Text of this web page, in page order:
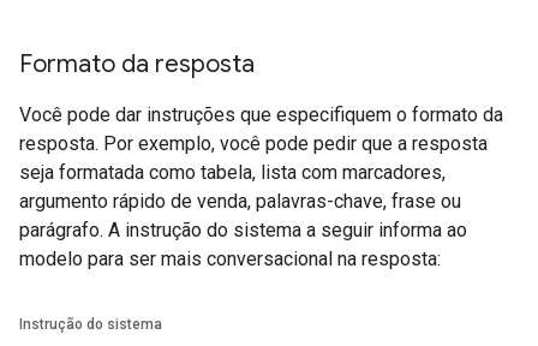
Formato da resposta
Você pode dar instruções que especifiquem o formato da
resposta. Por exemplo, você pode pedir que a resposta
seja formatada como tabela, lista com marcadores,
argumento rápido de venda, palavras-chave, frase ou
parágrafo. A instrução do sistema a seguir informa ao
modelo para ser mais conversacional na resposta:
Instrução do sistema